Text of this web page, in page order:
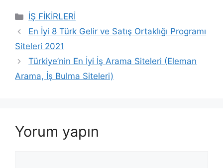
Kategoriler
İŞ FİKİRLERİ
En İyi 8 Türk Gelir ve Satış Ortaklığı Programı
Siteleri 2021
Türkiye’nin En İyi İş Arama Siteleri (Eleman
Arama, İş Bulma Siteleri)
Yorum yapın